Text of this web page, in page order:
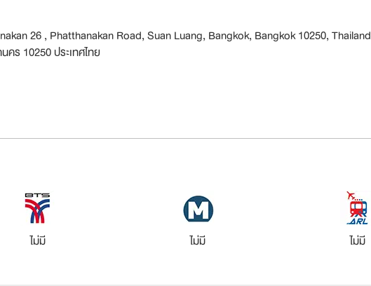
26 , Phatthanakan Road, Suan Luang, Bangkok, Bangkok 10250, Thailand
ร 10250 ประเทศไทย
ไม่มี ไม่มี ไม่มี